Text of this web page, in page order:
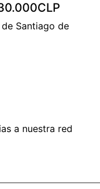
Santiago de
a nuestra red